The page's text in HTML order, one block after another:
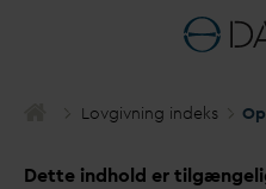
Lovgivning indeks
Dette indhold er